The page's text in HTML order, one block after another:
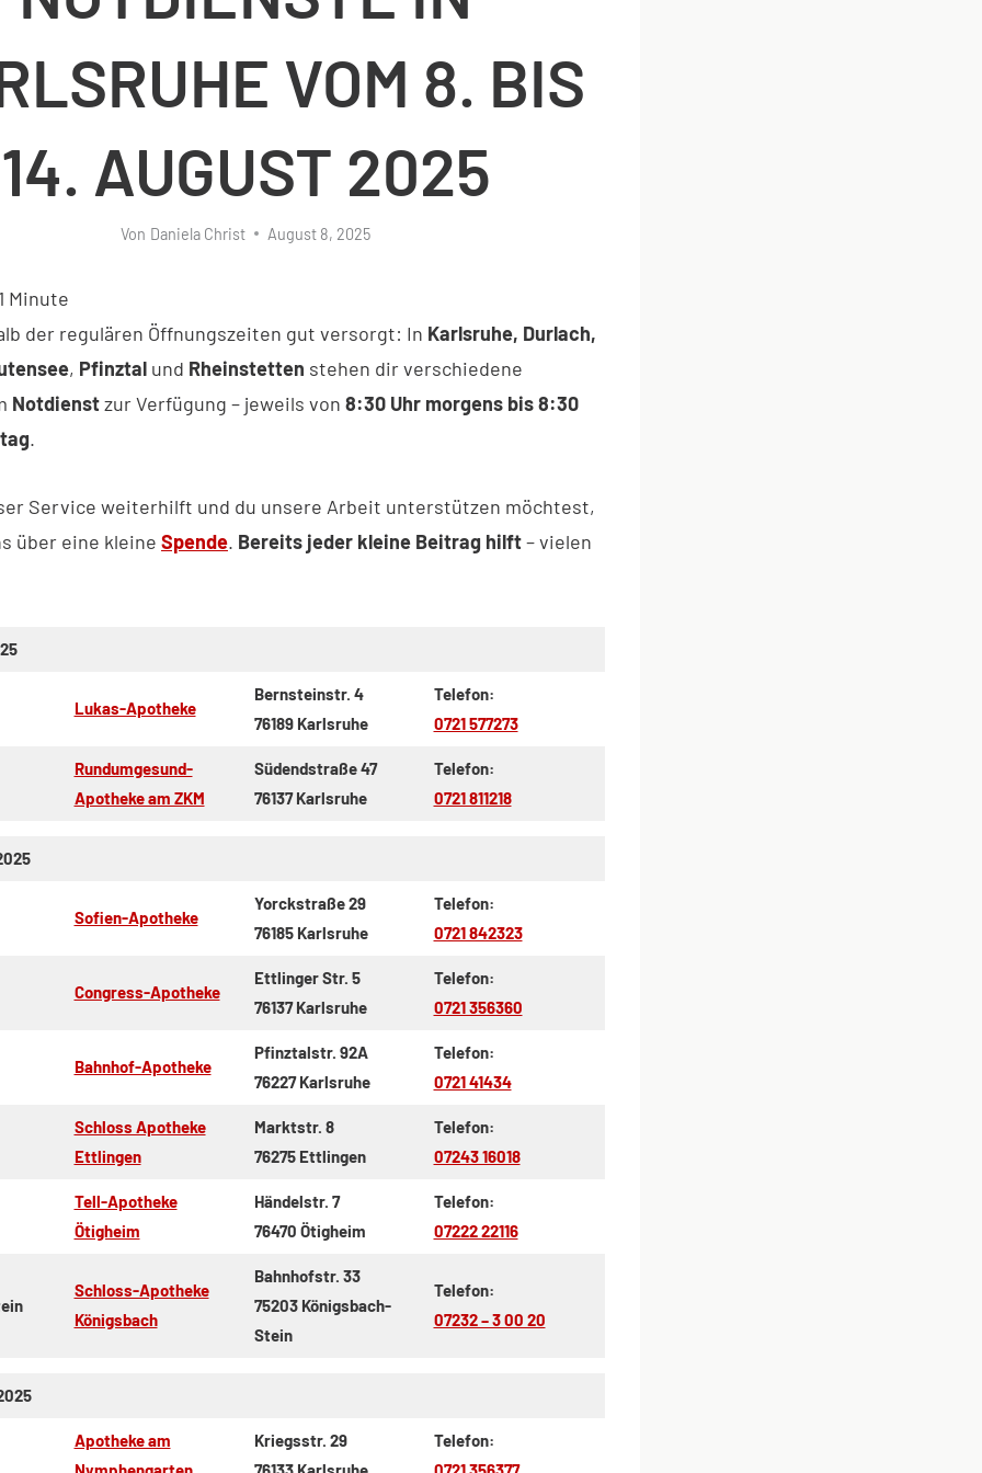
VOM 8. BIS
14. AUGUST 2025
Von Daniela Christ August 8, 2025
Minute
der regulären Öffnungszeiten gut versorgt: In Karlsruhe, Durlach,
, Pfinztal und Rheinstetten stehen dir verschiedene
Notdienstzur Verfügung – jeweils von 8:30 Uhr morgens bis 8:30
.
Service weiterhilft und du unsere Arbeit unterstützen möchtest,
über eine kleine Spende. Bereits jeder kleine Beitrag hilft– vielen
Lukas-Apotheke
Bernsteinstr. 4
76189 Karlsruhe
Telefon:
0721 577273
Rundumgesund-
Apotheke am ZKM
Südendstraße 47
76137 Karlsruhe
Telefon:
0721 811218
Sofien-Apotheke
Yorckstraße 29
76185 Karlsruhe
Telefon:
0721 842323
Congress-Apotheke
Ettlinger Str. 5
76137 Karlsruhe
Telefon:
0721 356360
Bahnhof-Apotheke
Pfinztalstr. 92A
76227 Karlsruhe
Telefon:
0721 41434
Schloss Apotheke
Ettlingen
Marktstr. 8
76275 Ettlingen
Telefon:
07243 16018
Tell-Apotheke
Ötigheim
Händelstr. 7
76470 Ötigheim
Telefon:
07222 22116
Schloss-Apotheke
Königsbach
Bahnhofstr. 33
75203 Königsbach-
Stein
Telefon:
07232 – 3 00 20
Apotheke am
Kriegsstr. 29
Telefon: